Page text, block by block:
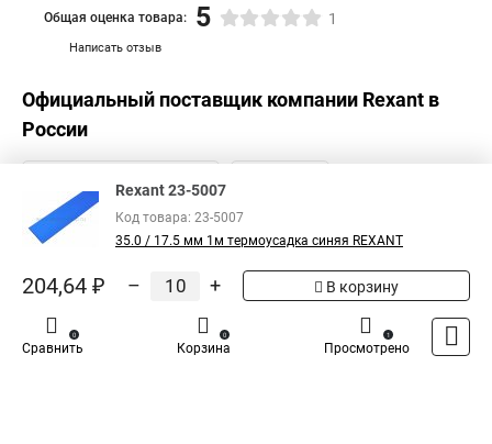
Написать отзыв
Общая оценка товара: 5 1
Официальный поставщик компании Rexant в
России
Rexant 23-5007
Код товара: 23-5007
35.0 / 17.5 мм 1м термоусадка синяя REXANT
204,64 ₽ – + В корзину
Сравнить
0
Корзина
0
Просмотрено
1